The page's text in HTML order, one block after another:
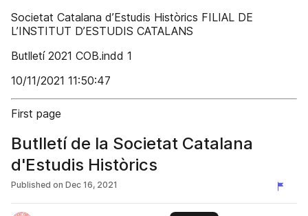
Societat Catalana d’Estudis Històrics FILIAL DE
L’INSTITUT D’ESTUDIS CATALANS
Butlletí 2021 COB.indd 1
10/11/2021 11:50:47
First page
Butlletí de la Societat Catalana
d'Estudis Històrics
Published on Dec 16, 2021